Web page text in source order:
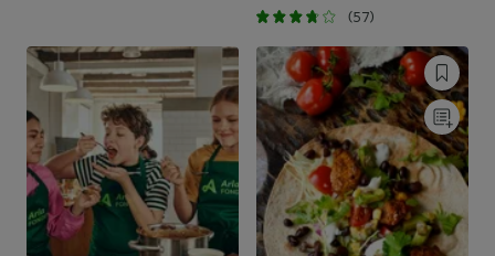
(57)